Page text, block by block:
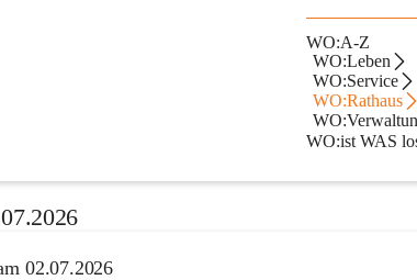
WO:A-Z
WO:Leben
WO:Service
WO:Rathaus
WO:ist WAS
welche Ihnen online zur Verfügung
02.07.2026